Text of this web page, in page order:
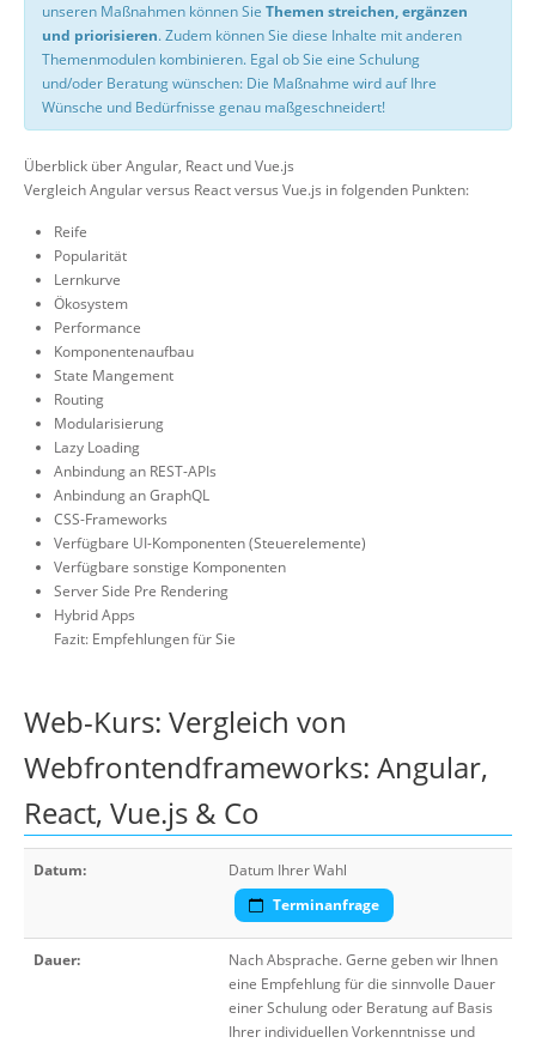
unseren Maßnahmen können Sie Themen streichen, ergänzen
und priorisieren. Zudem können Sie diese Inhalte mit anderen
Themenmodulen kombinieren. Egal ob Sie eine Schulung
und/oder Beratung wünschen: Die Maßnahme wird auf Ihre
Wünsche und Bedürfnisse genau maßgeschneidert!
Überblick über Angular, React und Vue.js
Vergleich Angular versus React versus Vue.js in folgenden Punkten:
Reife
Popularität
Lernkurve
Ökosystem
Performance
Komponentenaufbau
State Mangement
Routing
Modularisierung
Lazy Loading
Anbindung an REST-APIs
Anbindung an GraphQL
CSS-Frameworks
Verfügbare UI-Komponenten (Steuerelemente)
Verfügbare sonstige Komponenten
Server Side Pre Rendering
Hybrid Apps
Fazit: Empfehlungen für Sie
Web-Kurs: Vergleich von
Webfrontendframeworks: Angular,
React, Vue.js & Co
Datum:
Datum Ihrer Wahl
Terminanfrage
Dauer:
Nach Absprache. Gerne geben wir Ihnen
eine Empfehlung für die sinnvolle Dauer
einer Schulung oder Beratung auf Basis
Ihrer individuellen Vorkenntnisse und